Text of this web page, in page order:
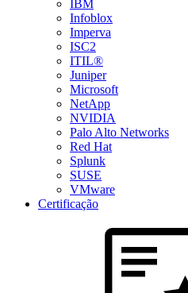
IBM
Infoblox
Imperva
ISC2
ITIL®
Juniper
Microsoft
NetApp
NVIDIA
Palo Alto Networks
Red Hat
Splunk
SUSE
VMware
Certificação